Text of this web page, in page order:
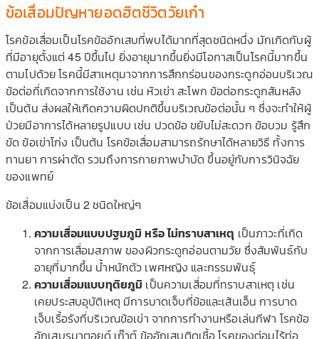
ข้อเสื่อมปัญหายอดฮิตชีวิตวัยเก๋า
โรคข้อเสื่อมเป็นโรคข้ออักเสบที่พบได้มากที่สุดชนิดหนึ่ง มักเกิดกับผู้
ที่มีอายุตั้งแต่ 45 ปีขึ้นไป ยิ่งอายุมากขึ้นยิ่งมีโอกาสเป็นโรคนี้มากขึ้น
ตามไปด้วย โรคนี้มีสาเหตุมาจากการสึกกร่อนของกระดูกอ่อนบริเวณ
ข้อต่อที่เกิดจากการใช้งาน เช่น หัวเข่า สะโพก ข้อต่อกระดูกสันหลัง
เป็นต้น ส่งผลให้เกิดความผิดปกติขึ้นบริเวณข้อต่อนั้น ๆ ซึ่งจะทำให้ผู้
ป่วยมีอาการได้หลายรูปแบบ เช่น ปวดข้อ ขยับไม่สะดวก ข้อบวม รู้สึก
ขัด ข้อเข่าโก่ง เป็นต้น โรคข้อเสื่อมสามารถรักษาได้หลายวิธี ทั้งการ
ทานยา การผ่าตัด รวมถึงการกายภาพบำบัด ขึ้นอยู่กับการวินิจฉัย
ของแพทย์
ข้อเสื่อมแบ่งเป็น 2 ชนิดใหญ่ๆ
ความเสื่อมแบบปฐมภูมิ หรือ ไม่ทราบสาเหตุ เป็นภาวะที่เกิด
จากการเสื่อมสภาพ ของผิวกระดูกอ่อนตามวัย ซึ่งสัมพันธ์กับ
อายุที่มากขึ้น น้ำหนักตัว เพศหญิง และกรรมพันธุ์
ความเสื่อมแบบทุติยภูมิ เป็นความเสื่อมที่ทราบสาเหตุ เช่น
เคยประสบอุบัติเหตุ มีการบาดเจ็บที่ข้อและเส้นเอ็น การบาด
เจ็บเรื้อรังที่บริเวณข้อเข่า จากการทำงานหรือเล่นกีฬา โรคข้อ
อักเสบรูมาตอยด์ เก๊าต์ ข้ออักเสบติดเชื้อ โรคของต่อมไร้ท่อ